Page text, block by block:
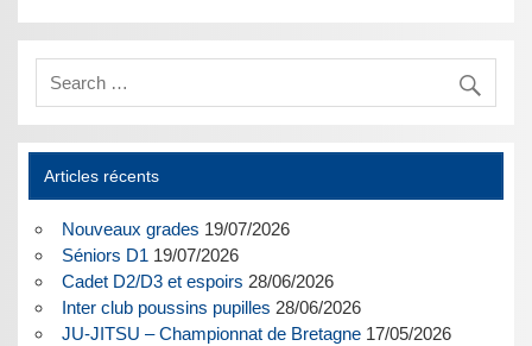
Articles récents
Nouveaux grades 19/07/2026
Séniors D1 19/07/2026
Cadet D2/D3 et espoirs 28/06/2026
Inter club poussins pupilles 28/06/2026
JU-JITSU – Championnat de Bretagne 17/05/2026